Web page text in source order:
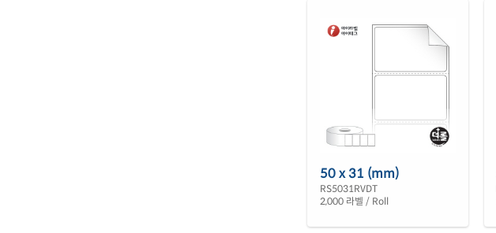
50 x 31 (mm)
RS5031RVDT
2,000 라벨 / Roll